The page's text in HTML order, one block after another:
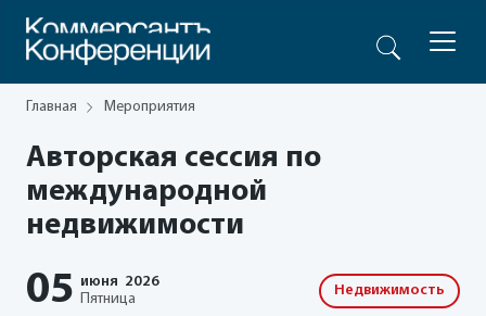
Главная Мероприятия
Авторская сессия по
международной
недвижимости
05 июня 2026
Пятница
Недвижимость